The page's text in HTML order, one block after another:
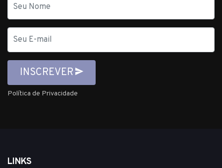
mail
INSCREVER
Política de Privacidade
LINKS